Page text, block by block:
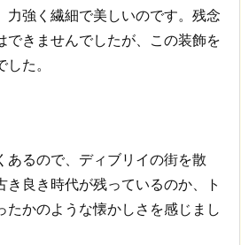
力強く繊細で美しいのです。 残念
できませんでしたが、この装飾を
た。
あるので、ディブリイの街を散
き良き時代が残っているのか、ト
たかのような懐かしさを感じまし